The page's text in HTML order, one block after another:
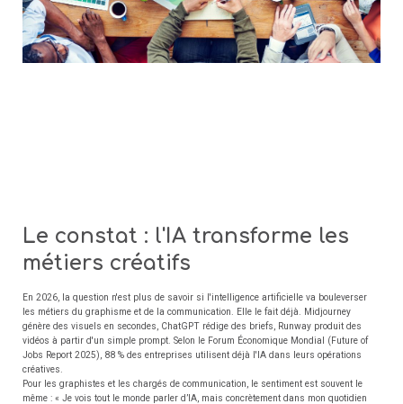
Le constat : l'IA transforme les
métiers créatifs
En 2026, la question n'est plus de savoir si l'intelligence artificielle va bouleverser
les métiers du graphisme et de la communication. Elle le fait déjà. Midjourney
génère des visuels en secondes, ChatGPT rédige des briefs, Runway produit des
vidéos à partir d'un simple prompt. Selon le Forum Économique Mondial (Future of
Jobs Report 2025), 88 % des entreprises utilisent déjà l'IA dans leurs opérations
créatives.
Pour les graphistes et les chargés de communication, le sentiment est souvent le
même : « Je vois tout le monde parler d’IA, mais concrètement dans mon quotidien